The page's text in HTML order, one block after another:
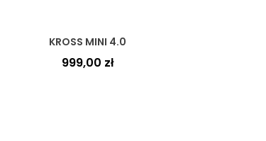
KROSS MINI 4.0
999,00 zł